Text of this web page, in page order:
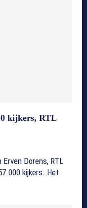
kijkers, RTL
Dorens, RTL
kijkers. Het